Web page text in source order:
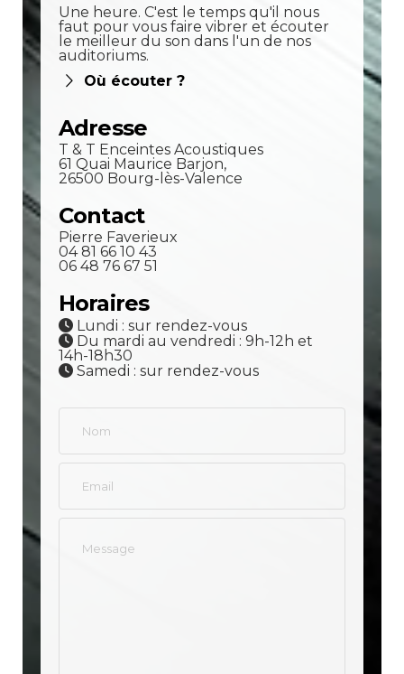
Une heure. C'est le temps qu'il nous
faut pour vous faire vibrer et écouter
le meilleur du son dans l'un de nos
auditoriums.
Où écouter ?
Adresse
T & T Enceintes Acoustiques
61 Quai Maurice Barjon,
26500 Bourg-lès-Valence
Contact
Pierre Faverieux
04 81 66 10 43
06 48 76 67 51
Horaires
Lundi : sur rendez-vous
Du mardi au vendredi : 9h-12h et
14h-18h30
Samedi : sur rendez-vous